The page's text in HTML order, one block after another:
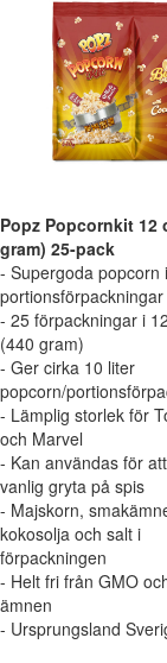
Popz Popcornkit 12
gram) 25-pack
- Supergoda popcorn
portionsförpackningar
- 25 förpackningar i
(440 gram)
- Ger cirka 10 liter
popcorn/
- Lämplig storlek för
och Marvel
- Kan användas för
vanlig gryta på spis
- Majskorn,
kokosolja och salt i
förpackningen
- Helt fri från GMO
ämnen
- Ursprungsland